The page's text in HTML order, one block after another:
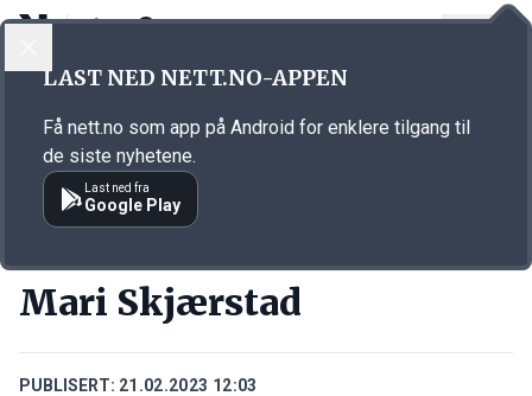
Annonsørinnhold
Mari Skjærstad
PUBLISERT: 21.02.2023 12:03
LAST NED NETT.NO-APPEN
Få nett.no som app på Android for enklere tilgang til
de siste nyhetene.
Last ned fra
Google Play